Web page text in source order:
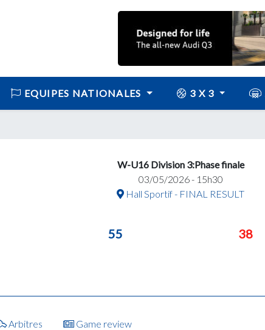
EQUIPES NATIONALES 3 X 3
W-U16 Division 3:Phase finale
03/05/2026 - 15h30
Hall Sportif - FINAL RESULT
55 38
Arbitres Game review